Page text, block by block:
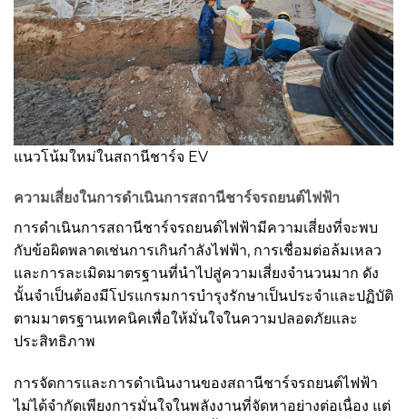
แนวโน้มใหม่ในสถานีชาร์จ EV
ความเสี่ยงในการดำเนินการสถานีชาร์จรถยนต์ไฟฟ้า
การดำเนินการสถานีชาร์จรถยนต์ไฟฟ้ามีความเสี่ยงที่จะพบ
กับข้อผิดพลาดเช่นการเกินกำลังไฟฟ้า, การเชื่อมต่อล้มเหลว
และการละเมิดมาตรฐานที่นำไปสู่ความเสี่ยงจำนวนมาก ดัง
นั้นจำเป็นต้องมีโปรแกรมการบำรุงรักษาเป็นประจำและปฏิบัติ
ตามมาตรฐานเทคนิคเพื่อให้มั่นใจในความปลอดภัยและ
ประสิทธิภาพ
การจัดการและการดำเนินงานของสถานีชาร์จรถยนต์ไฟฟ้า
ไม่ได้จำกัดเพียงการมั่นใจในพลังงานที่จัดหาอย่างต่อเนื่อง แต่